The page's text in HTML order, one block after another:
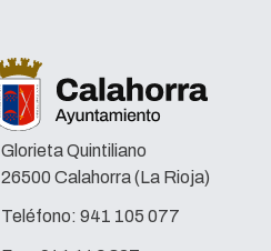
Glorieta Quintiliano
26500 Calahorra (La Rioja)
Teléfono: 941 105 077